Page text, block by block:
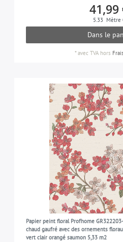
41,99
5.33 Mètre
Dans le
*avec TVAhors
Papier peint floral Profhome
chaud gaufré avec des ornements
vert clair orangé saumon 5,33 m2